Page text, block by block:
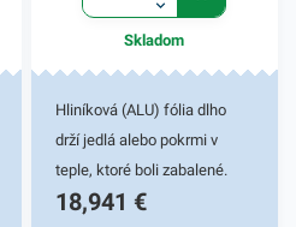
podobné produkty, ktoré vás
zaručene oslovia.
Skladom
Hliníková (ALU) fólia dlho
drží jedlá alebo pokrmi v
teple, ktoré boli zabalené.
Vhodná na zakrytie pri
18,941 €